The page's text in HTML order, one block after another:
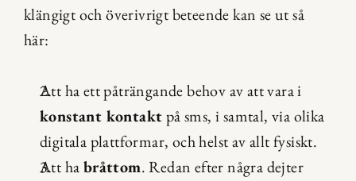
klängigt och överivrigt beteende kan se ut så
här:
konstant kontakt på sms, i samtal, via olika
digitala plattformar, och helst av allt fysiskt.
Att ha bråttom. Redan efter några dejter